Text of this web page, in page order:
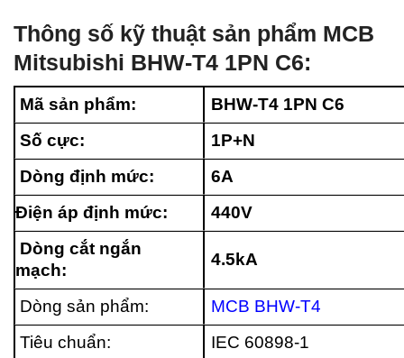
Thông số kỹ thuật sản phẩm MCB
Mitsubishi BHW-T4 1PN C6:
Mã sản phẩm:
BHW-T4 1PN C6
Số cực:
1P+N
Dòng định mức:
6A
Điện áp định mức:
440V
Dòng cắt ngắn
mạch:
4.5kA
Dòng sản phẩm:
MCB BHW-T4
Tiêu chuẩn:
IEC 60898-1